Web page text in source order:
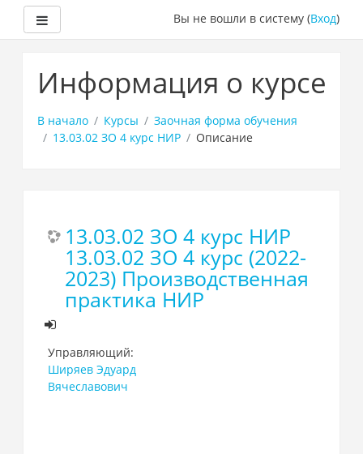
основному
Вы не вошли в систему (Вход)
Информация о курсе
В начало Курсы
Заочная форма обучения
13.03.02 ЗО 4 курс НИР
Описание
13.03.02 ЗО 4 курс НИР
13.03.02 ЗО 4 курс (2022-
2023) Производственная
практика НИР
Управляющий:
Ширяев Эдуард
Вячеславович